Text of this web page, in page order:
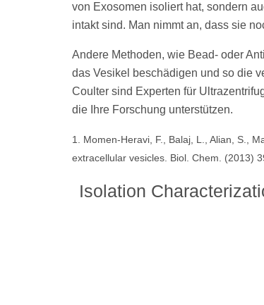
von Exosomen isoliert hat, sondern
intakt sind. Man nimmt an, dass sie
Andere Methoden, wie Bead- oder
das Vesikel beschädigen und so die
Coulter sind Experten für
die Ihre Forschung unterstützen.
1. Momen-Heravi, F., Balaj, L., Alian, S.,
extracellular vesicles. Biol. Chem. (2013)
Isolation